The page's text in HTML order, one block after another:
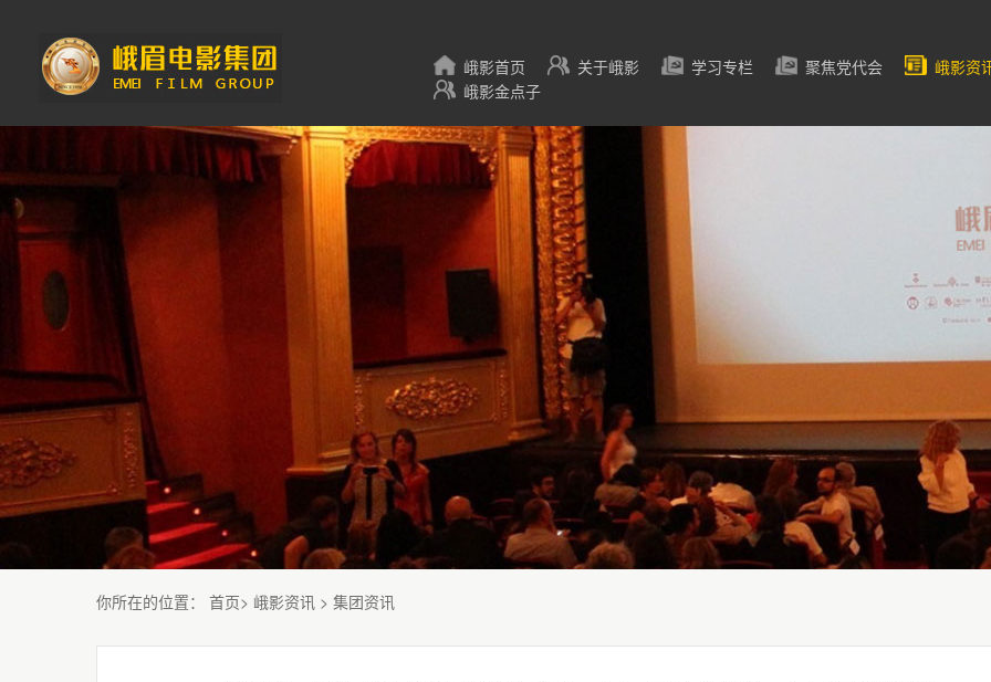
峨影首页 关于峨影 学习专栏 聚焦党代会
峨影资
峨影金点子
你所在的位置： 首页> 峨影资讯 > 集团资讯